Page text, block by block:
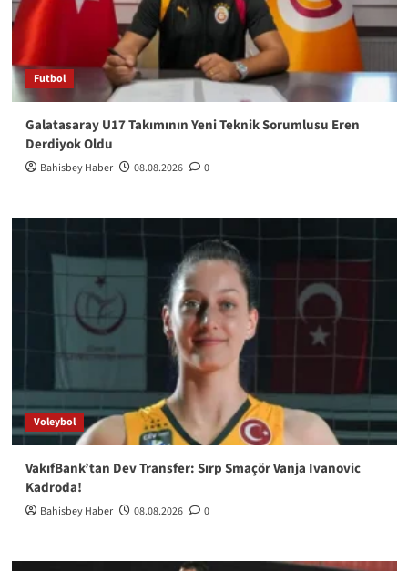
Futbol
Galatasaray U17 Takımının Yeni Teknik Sorumlusu Eren
Derdiyok Oldu
Bahisbey Haber 08.08.2026 0
Voleybol
VakıfBank’tan Dev Transfer: Sırp Smaçör Vanja Ivanovic
Kadroda!
Bahisbey Haber 08.08.2026 0